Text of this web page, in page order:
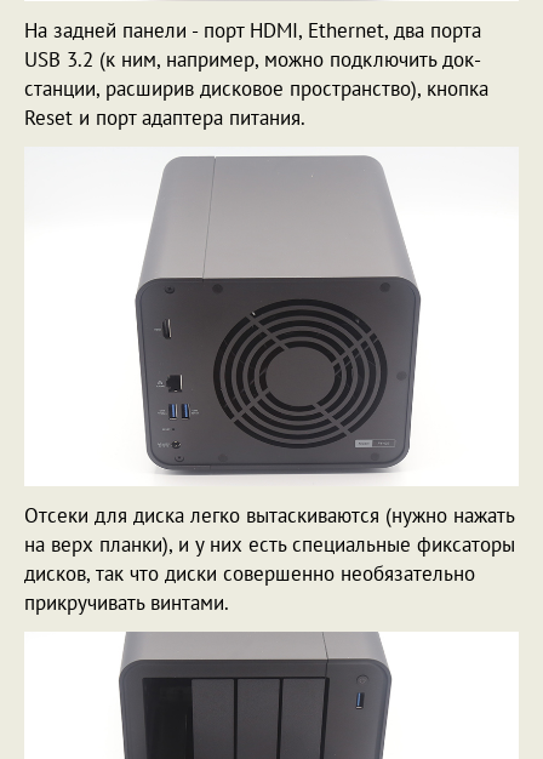
На задней панели - порт HDMI, Ethernet, два порта
USB 3.2 (к ним, например, можно подключить док-
станции, расширив дисковое пространство), кнопка
Reset и порт адаптера питания.
Отсеки для диска легко вытаскиваются (нужно нажать
на верх планки), и у них есть специальные фиксаторы
дисков, так что диски совершенно необязательно
прикручивать винтами.